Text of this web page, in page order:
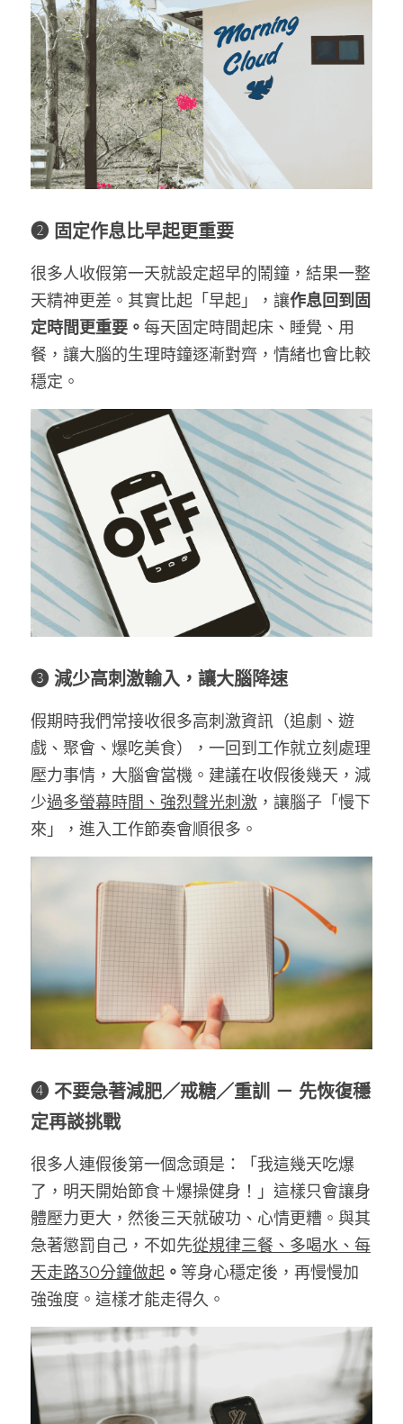
❷ 固定作息比早起更重要
很多人收假第一天就設定超早的鬧鐘，結果一整
天精神更差。其實比起「早起」，讓作息回到固
定時間更重要。 每天固定時間起床、睡覺、用
餐，讓大腦的生理時鐘逐漸對齊，情緒也會比較
穩定。
❸ 減少高刺激輸入，讓大腦降速
假期時我們常接收很多高刺激資訊（追劇、遊
戲、聚會、爆吃美食），一回到工作就立刻處理
壓力事情，大腦會當機。建議在收假後幾天，減
少過多螢幕時間、強烈聲光刺激 ，讓腦子「慢下
來」，進入工作節奏會順很多。
❹ 不要急著減肥／戒糖／重訓 － 先恢復穩
定再談挑戰
很多人連假後第一個念頭是：「我這幾天吃爆
了，明天開始節食＋爆操健身！」這樣只會讓身
體壓力更大，然後三天就破功、心情更糟。與其
急著懲罰自己，不如先從規律三餐、多喝水、每
天走路30分鐘做起 。 等身心穩定後，再慢慢加
強強度。這樣才能走得久。